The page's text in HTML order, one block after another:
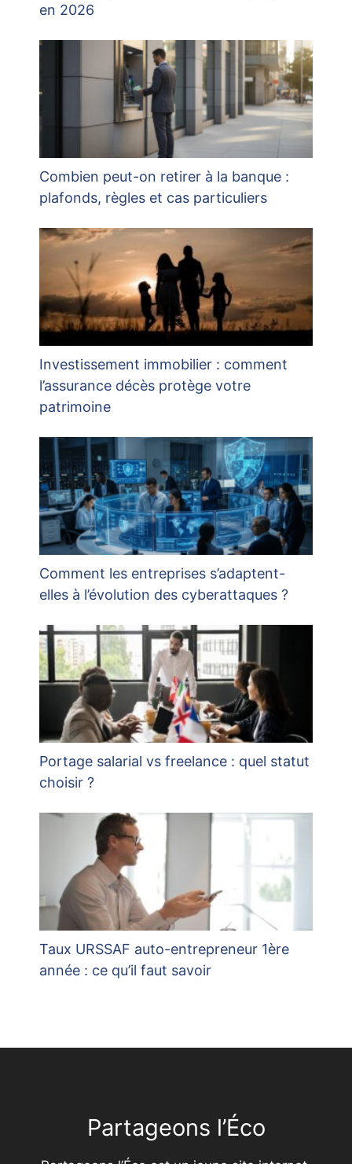
en 2026
Combien peut-on retirer à la banque :
plafonds, règles et cas particuliers
Investissement immobilier : comment
l’assurance décès protège votre
patrimoine
Comment les entreprises s’adaptent-
elles à l’évolution des cyberattaques ?
Portage salarial vs freelance : quel statut
choisir ?
Taux URSSAF auto-entrepreneur 1ère
année : ce qu’il faut savoir
Partageons l’Éco